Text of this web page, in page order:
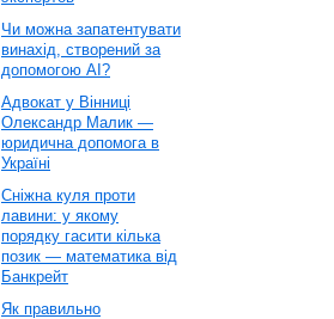
Чи можна запатентувати
винахід, створений за
допомогою AI?
Адвокат у Вінниці
Олександр Малик —
юридична допомога в
Україні
Сніжна куля проти
лавини: у якому
порядку гасити кілька
позик — математика від
Банкрейт
Як правильно